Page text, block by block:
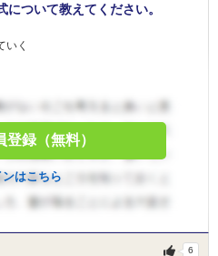
ついて教えてください。
いく
登録（無料）
ンはこちら
6